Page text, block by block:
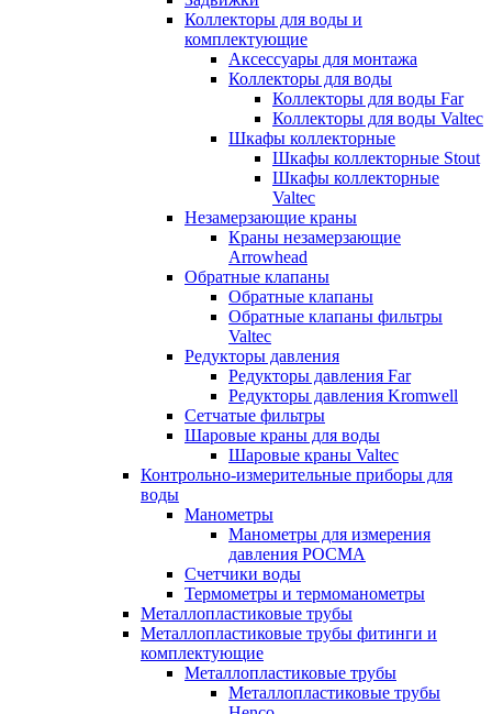
Коллекторы для воды и
комплектующие
Аксессуары для монтажа
Коллекторы для воды
Коллекторы для воды Far
Коллекторы для воды Valtec
Шкафы коллекторные
Шкафы коллекторные Stout
Шкафы коллекторные
Valtec
Незамерзающие краны
Краны незамерзающие
Arrowhead
Обратные клапаны
Обратные клапаны
Обратные клапаны фильтры
Valtec
Редукторы давления
Редукторы давления Far
Редукторы давления Kromwell
Сетчатые фильтры
Шаровые краны для воды
Шаровые краны Valtec
Контрольно-измерительные приборы для
воды
Манометры
Манометры для измерения
давления РОСМА
Счетчики воды
Термометры и термоманометры
Металлопластиковые трубы
Металлопластиковые трубы фитинги и
комплектующие
Металлопластиковые трубы
Металлопластиковые трубы